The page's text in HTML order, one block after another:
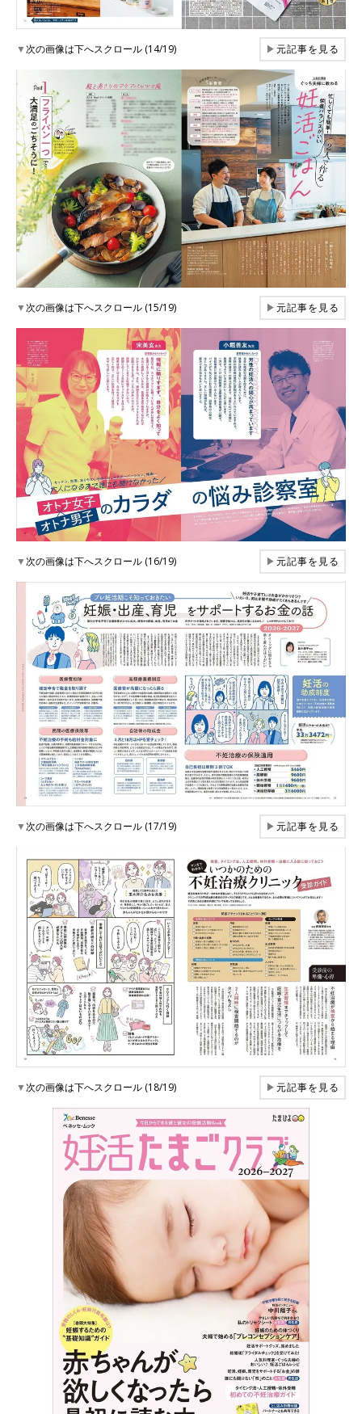
▼次の画像は下へスクロール (14/19) ▶元記事を見る
▼次の画像は下へスクロール (15/19) ▶元記事を見る
▼次の画像は下へスクロール (16/19) ▶元記事を見る
▼次の画像は下へスクロール (17/19) ▶元記事を見る
▼次の画像は下へスクロール (18/19) ▶元記事を見る